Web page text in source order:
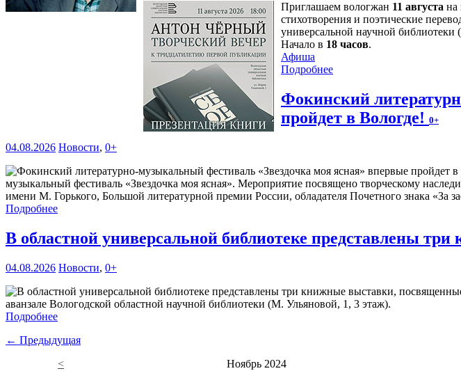
Приглашаем вологжан 11 августа на
стихотворения и поэтические
универсальной научной библиотеки
Начало в 18 часов.
Афиша
Подробнее
Фокинский
пройдет в Вологде! 0+
04.08.2026 Новости, 0+
музыкальный фестиваль «Звездочка моя ясная». Мероприятие посвящено творческому
имени М. Горького, Большой литературной премии России, обладателя Почетного знака «За
Подробнее
В областной универсальной библиотеке представлены
04.08.2026 Новости, 0+
аванзале Вологодской областной научной библиотеки (М. Ульяновой, 1, 3 этаж).
Подробнее
← Предыдущая
<
Ноябрь 2024